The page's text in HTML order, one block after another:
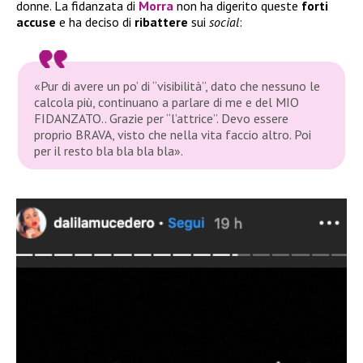
donne. La fidanzata di Morra non ha digerito queste forti
accuse e ha deciso di ribattere sui social:
«Pur di avere un po’ di “visibilità”, dato che nessuno le
calcola più, continuano a parlare di me e del MIO
FIDANZATO.. Grazie per “l’attrice”. Devo essere
proprio BRAVA, visto che nella vita faccio altro. Poi
per il resto bla bla bla bla».